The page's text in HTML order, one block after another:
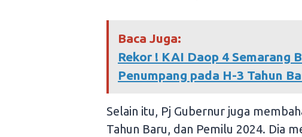
Baca Juga:
Rekor ! KAI Daop 4 Semarang
Penumpang pada H-3 Tahun
Selain itu, Pj Gubernur juga
Tahun Baru, dan Pemilu 2024. Dia